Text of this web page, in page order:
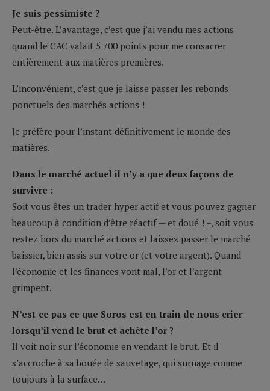
Je suis pessimiste ?
Peut-être. L’avantage, c’est que j’ai vendu mes actions
quand le CAC valait 5 700 points pour me consacrer
entièrement aux matières premières.
L’inconvénient, c’est que je laisse passer les rebonds
ponctuels des marchés actions !
Je préfère pour l’instant définitivement le monde des
matières.
Dans le marché actuel il n’y a que deux façons de
survivre :
Soit vous êtes un trader hyper actif et vous pouvez gagner
beaucoup à condition d’être réactif — et doué ! –, soit vous
restez hors du marché actions et laissez passer le marché
baissier, bien assis sur votre or (et votre argent). Quand
l’économie et les finances vont mal, l’or et l’argent
grimpent.
N’est-ce pas ce que Soros est en train de nous crier
lorsqu’il vend le brut et achète l’or ?
Il voit noir sur l’économie en vendant le brut. Et il
s’accroche à sa bouée de sauvetage, qui surnage comme
toujours à la surface…